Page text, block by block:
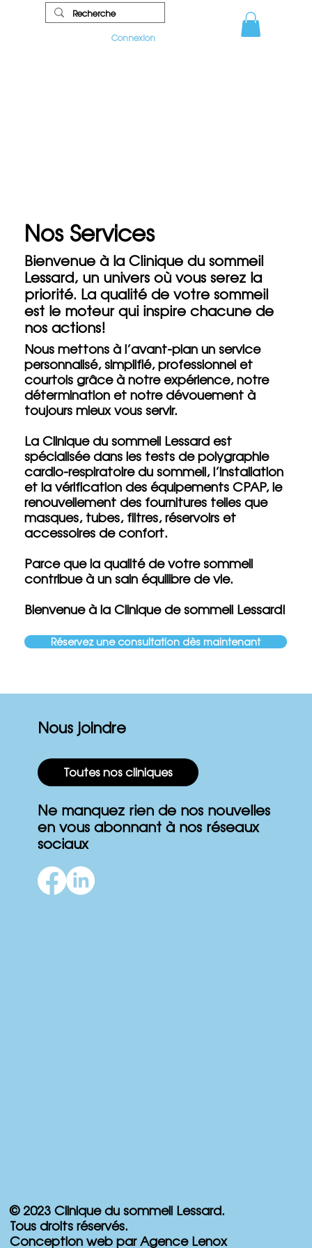
Connexion
Réservez une consultation dès maintenant
Nous mettons à l’avant-plan un service
personnalisé, simplifié, professionnel et
courtois grâce à notre expérience, notre
détermination et notre dévouement à
toujours mieux vous servir.
La Clinique du sommeil Lessard est
spécialisée dans les tests de polygraphie
cardio-respiratoire du sommeil, l’installation
et la vérification des équipements CPAP, le
renouvellement des fournitures telles que
masques, tubes, filtres, réservoirs et
accessoires de confort.
Parce que la qualité de votre sommeil
contribue à un sain équilibre de vie.
Bienvenue à la Clinique de sommeil Lessard!
Bienvenue à la Clinique du sommeil
Lessard, un univers où vous serez la
priorité. La qualité de votre sommeil
est le moteur qui inspire chacune de
nos actions!
Nos Services
Nous joindre
Toutes nos cliniques
Ne manquez rien de nos nouvelles
en vous abonnant à nos réseaux
sociaux
© 2023 Clinique du sommeil Lessard.
Tous droits réservés.
Conception web par Agence Lenox